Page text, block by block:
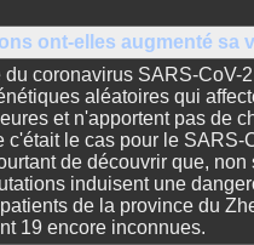
ont-elles augmenté sa
coronavirus SARS-CoV-
aléatoires qui
et n'apportent pas de
c'était le cas pour le
de découvrir que,
induisent une
de la province du
19 encore inconnues.